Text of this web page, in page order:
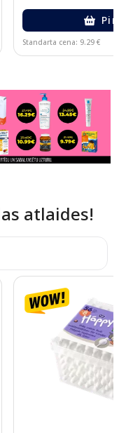
Standarta cena: 9.29 €
atlaides!